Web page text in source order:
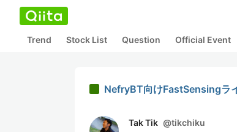
Trend Stock List Question Official Event
NefryBT向けFastSensingラ
Tak Tik @tikchiku